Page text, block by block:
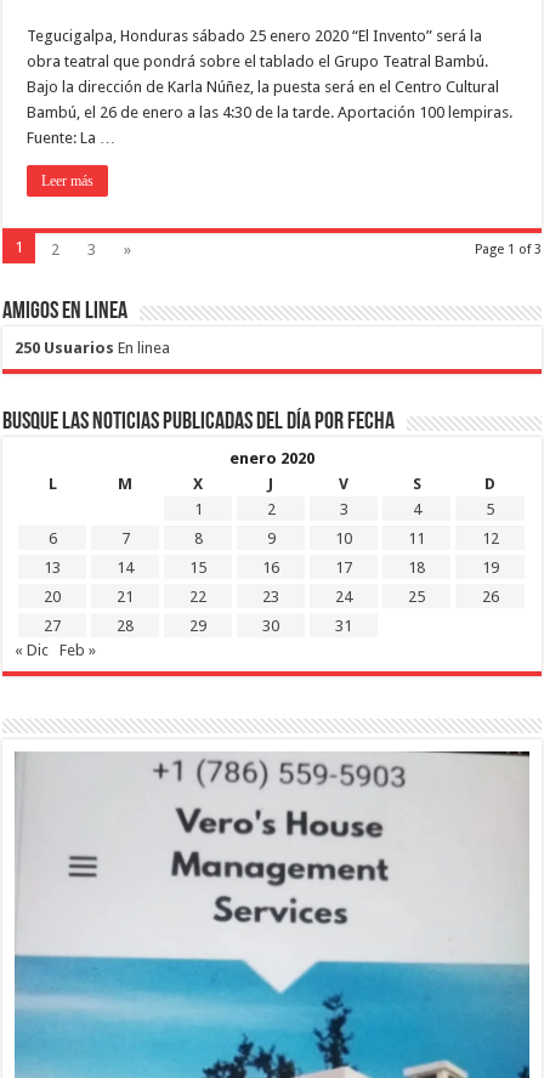
Tegucigalpa, Honduras sábado 25 enero 2020 “El Invento” será la
obra teatral que pondrá sobre el tablado el Grupo Teatral Bambú.
Bajo la dirección de Karla Núñez, la puesta será en el Centro Cultural
Bambú, el 26 de enero a las 4:30 de la tarde. Aportación 100 lempiras.
Fuente: La …
Leer más
Page 1 of 3
1 2 3 »
Amigos en Linea
250 Usuarios En linea
Busque las noticias publicadas del día por fecha
enero 2020
L
M X J V S
D
1
2 3 4
5
6
7 8 9 10 11
12
13
14 15 16 17 18
19
20
21 22 23 24 25
26
27
28 29 30
31
« Dic
Feb »